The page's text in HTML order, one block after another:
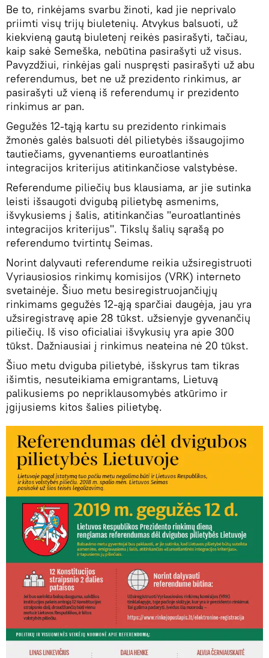
Be to, rinkėjams svarbu žinoti, kad jie neprivalo
priimti visų trijų biuletenių. Atvykus balsuoti, už
kiekvieną gautą biuletenį reikės pasirašyti, tačiau,
kaip sakė Semeška, nebūtina pasirašyti už visus.
Pavyzdžiui, rinkėjas gali nuspręsti pasirašyti už abu
referendumus, bet ne už prezidento rinkimus, ar
pasirašyti už vieną iš referendumų ir prezidento
rinkimus ar pan.
Gegužės 12-tąją kartu su prezidento rinkimais
žmonės galės balsuoti dėl pilietybės išsaugojimo
tautiečiams, gyvenantiems euroatlantinės
integracijos kriterijus atitinkančiose valstybėse.
Referendume piliečių bus klausiama, ar jie sutinka
leisti išsaugoti dvigubą pilietybę asmenims,
išvykusiems į šalis, atitinkančias "euroatlantinės
integracijos kriterijus". Tikslų šalių sąrašą po
referendumo tvirtintų Seimas.
Norint dalyvauti referendume reikia užsiregistruoti
Vyriausiosios rinkimų komisijos (VRK) interneto
svetainėje. Šiuo metu besiregistruojančiųjų
rinkimams gegužės 12-ąją sparčiai daugėja, jau yra
užsiregistravę apie 28 tūkst. užsienyje gyvenančių
piliečių. Iš viso oficialiai išvykusių yra apie 300
tūkst. Dažniausiai į rinkimus neateina nė 20 tūkst.
Šiuo metu dviguba pilietybė, išskyrus tam tikras
išimtis, nesuteikiama emigrantams, Lietuvą
palikusiems po nepriklausomybės atkūrimo ir
įgijusiems kitos šalies pilietybę.